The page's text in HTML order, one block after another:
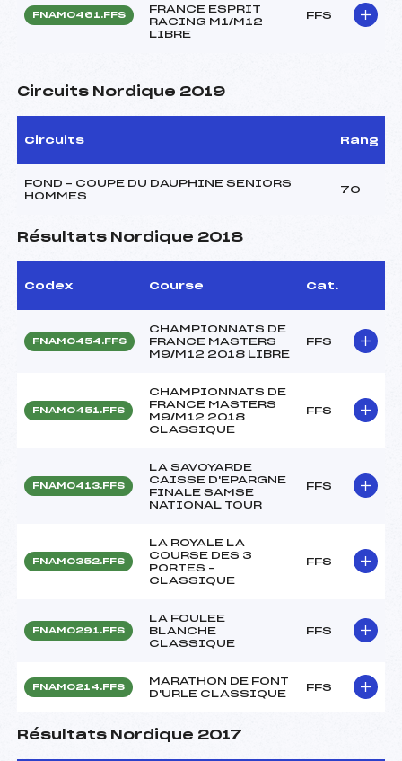
FNAM0461.FFS
FRANCE ESPRIT
RACING M1/M12
LIBRE
FFS
Circuits Nordique 2019
Circuits Rang
FOND – COUPE DU DAUPHINE SENIORS
HOMMES
70
Résultats Nordique 2018
Codex Course Cat.
FNAM0454.FFS
CHAMPIONNATS DE
FRANCE MASTERS
M9/M12 2018 LIBRE
FFS
FNAM0451.FFS
CHAMPIONNATS DE
FRANCE MASTERS
M9/M12 2018
CLASSIQUE
FFS
FNAM0413.FFS
LA SAVOYARDE
CAISSE D'EPARGNE
FINALE SAMSE
NATIONAL TOUR
FFS
FNAM0352.FFS
LA ROYALE LA
COURSE DES 3
PORTES –
CLASSIQUE
FFS
FNAM0291.FFS
LA FOULEE
BLANCHE
CLASSIQUE
FFS
FNAM0214.FFS
MARATHON DE FONT
D'URLE CLASSIQUE
FFS
Résultats Nordique 2017